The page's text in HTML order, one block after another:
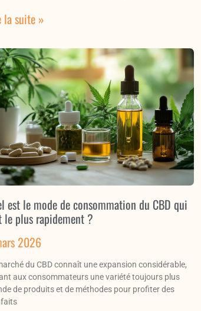
la suite »
est le mode de consommation du CBD qui
le plus rapidement ?
2026
du CBD connaît une expansion considérable,
aux consommateurs une variété toujours plus
de produits et de méthodes pour profiter des